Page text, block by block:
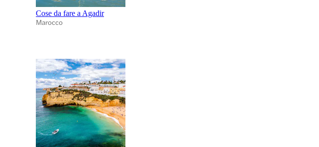
Cose da fare a Agadir
Marocco